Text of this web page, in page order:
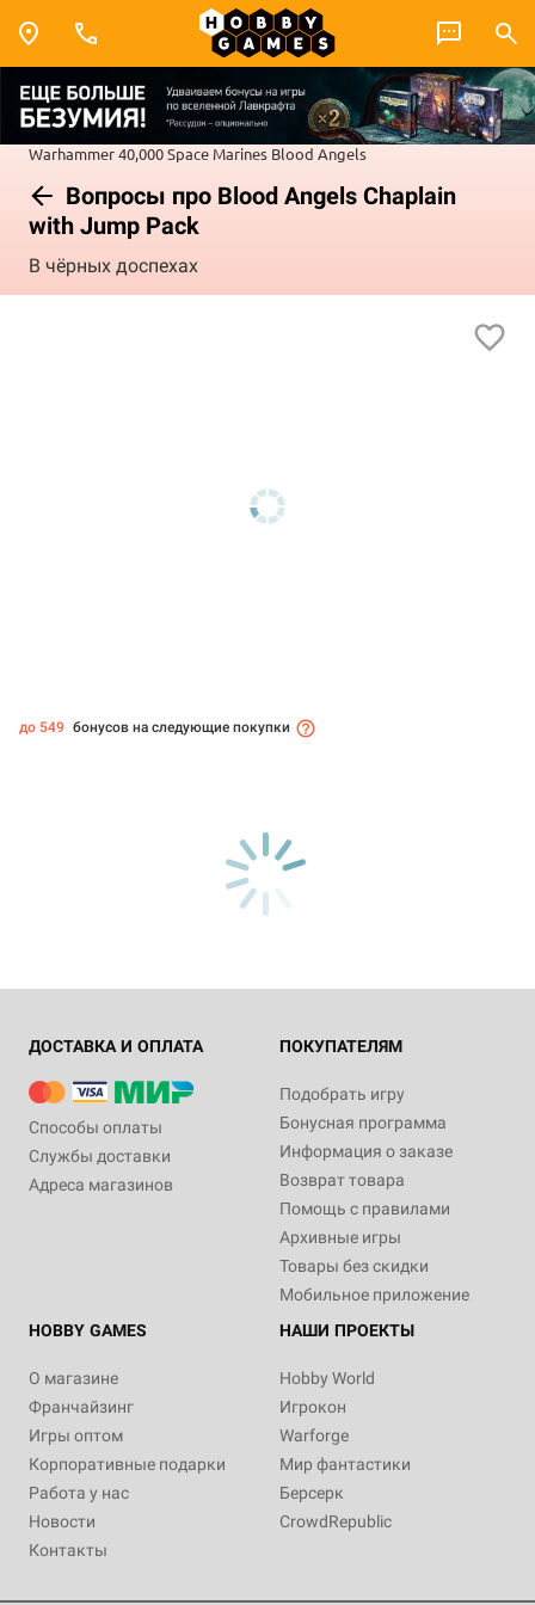
Warhammer 40,000Space Marines Blood Angels
Вопросы про Blood Angels Chaplain
with Jump Pack
В чёрных доспехах
до 549 бонусов на следующие покупки
ДОСТАВКА И ОПЛАТА
Способы оплаты
Службы доставки
Адреса магазинов
ПОКУПАТЕЛЯМ
Подобрать игру
Бонусная программа
Информация о заказе
Возврат товара
Помощь с правилами
Архивные игры
Товары без скидки
Мобильное приложение
HOBBY GAMES
О магазине
Франчайзинг
Игры оптом
Корпоративные подарки
Работа у нас
Новости
Контакты
НАШИ ПРОЕКТЫ
Hobby World
Игрокон
Warforge
Мир фантастики
Берсерк
CrowdRepublic